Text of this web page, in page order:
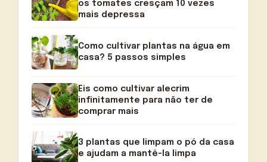
os tomates cresçam 10 vezes
mais depressa
Como cultivar plantas na água em
casa? 5 passos simples
Eis como cultivar alecrim
infinitamente para não ter de
comprar mais
3 plantas que limpam o pó da casa
e ajudam a mantê-la limpa